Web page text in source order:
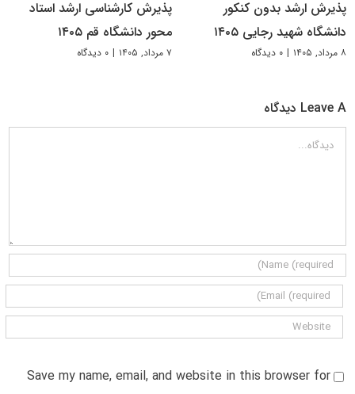
پذیرش ارشد بدون کنکور
دانشگاه شهید رجایی ۱۴۰۵
۸ مرداد, ۱۴۰۵ | ۰ دیدگاه
پذیرش کارشناسی ارشد استاد
محور دانشگاه قم ۱۴۰۵
۷ مرداد, ۱۴۰۵ | ۰ دیدگاه
Leave A دیدگاه
دیدگاه
Save my name, email, and website in this browser for